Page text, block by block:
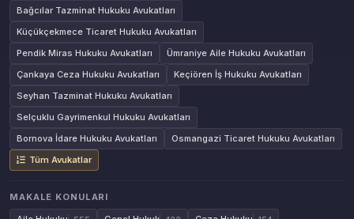
Bağcılar Tazminat Hukuku Avukatları
Küçükçekmece Ticaret Hukuku Avukatları
Pendik Miras Hukuku Avukatları
Ümraniye Aile Hukuku Avukatları
Çankaya Ceza Hukuku Avukatları
Keçiören İş Hukuku Avukatları
Seyhan Tazminat Hukuku Avukatları
Selçuklu Gayrimenkul Hukuku Avukatları
Bornova İdare Hukuku Avukatları
Osmangazi Ticaret Hukuku Avukatları
Tüm Avukatlar
MAKALE KONULARI